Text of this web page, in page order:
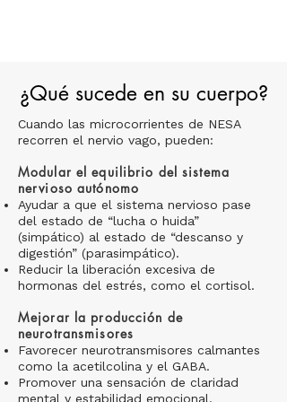
¿Qué sucede en su cuerpo?
Cuando las microcorrientes de NESA
recorren el nervio vago, pueden:
Modular el equilibrio del sistema
nervioso autónomo
Ayudar a que el sistema nervioso pase
del estado de “lucha o huida”
(simpático) al estado de “descanso y
digestión” (parasimpático).
Reducir la liberación excesiva de
hormonas del estrés, como el cortisol.
Mejorar la producción de
neurotransmisores
Favorecer neurotransmisores calmantes
como la acetilcolina y el GABA.
Promover una sensación de claridad
mental y estabilidad emocional.